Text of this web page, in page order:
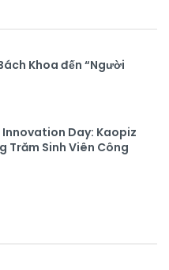
Khoa đến “Người
Innovation Day: Kaopiz
Trăm Sinh Viên Công